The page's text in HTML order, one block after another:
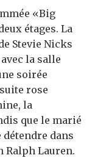
«Big
étages. La
Stevie Nicks
la salle
soirée
rose
la
que le marié
détendre dans
Ralph Lauren.